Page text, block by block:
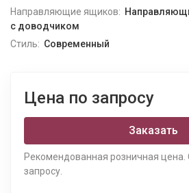
Направляющие ящиков:
с доводчиком
Стиль: Современный
Цена по запросу
Заказать
Рекомендованная розничная цена.
запросу.